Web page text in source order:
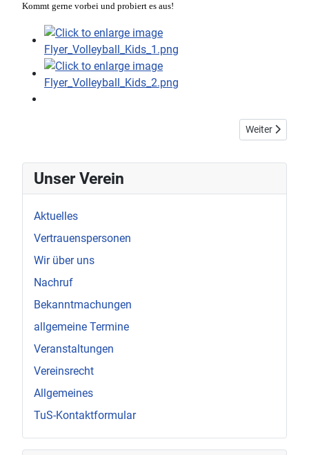
Unser Verein
Aktuelles
Vertrauenspersonen
Wir über uns
Nachruf
Bekanntmachungen
allgemeine Termine
Veranstaltungen
Vereinsrecht
Allgemeines
TuS-Kontaktformular
Kommt gerne vorbei und probiert es aus!
Nächster
Weiter